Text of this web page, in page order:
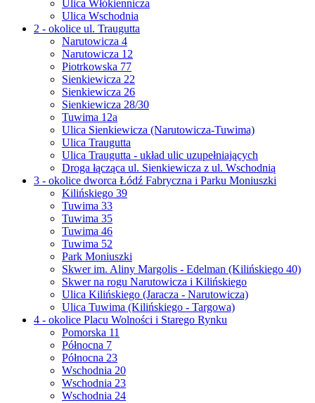
Ulica Włókiennicza
Ulica Wschodnia
2 - okolice ul. Traugutta
Narutowicza 4
Narutowicza 12
Piotrkowska 77
Sienkiewicza 22
Sienkiewicza 26
Sienkiewicza 28/30
Tuwima 12a
Ulica Sienkiewicza (Narutowicza-Tuwima)
Ulica Traugutta
Ulica Traugutta - układ ulic uzupełniających
Droga łącząca ul. Sienkiewicza z ul. Wschodnią
3 - okolice dworca Łódź Fabryczna i Parku Moniuszki
Kilińskiego 39
Tuwima 33
Tuwima 35
Tuwima 46
Tuwima 52
Park Moniuszki
Skwer im. Aliny Margolis - Edelman (Kilińskiego 40)
Skwer na rogu Narutowicza i Kilińskiego
Ulica Kilińskiego (Jaracza - Narutowicza)
Ulica Tuwima (Kilińskiego - Targowa)
4 - okolice Placu Wolności i Starego Rynku
Pomorska 11
Północna 7
Północna 23
Wschodnia 20
Wschodnia 23
Wschodnia 24